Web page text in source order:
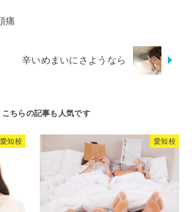
痛
辛いめまいにさようなら
愛知校 愛知校